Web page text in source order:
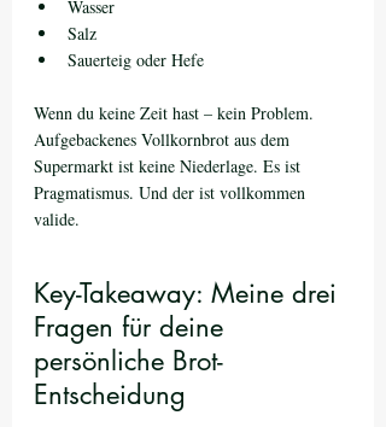
Wasser
Salz
Sauerteig oder Hefe
Wenn du keine Zeit hast – kein Problem.
Aufgebackenes Vollkornbrot aus dem
Supermarkt ist keine Niederlage. Es ist
Pragmatismus. Und der ist vollkommen
valide.
Key-Takeaway: Meine drei
Fragen für deine
persönliche Brot-
Entscheidung